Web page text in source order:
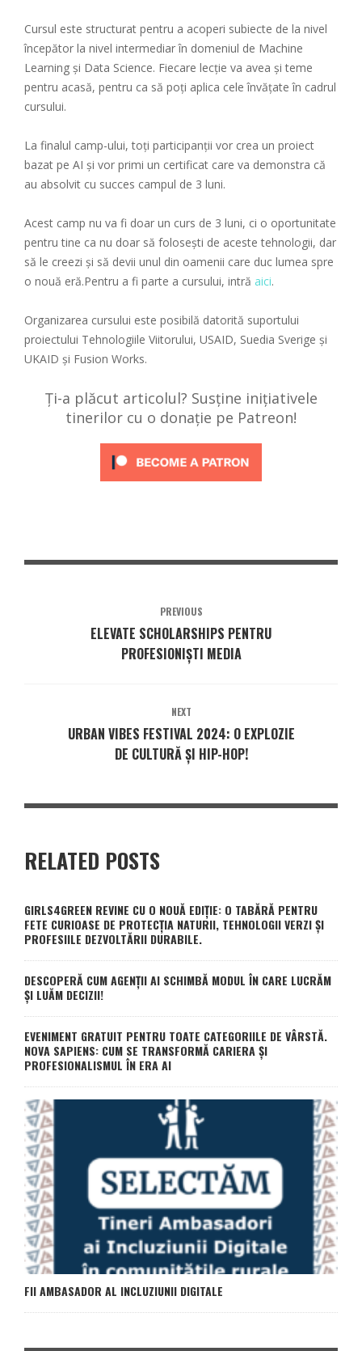
Cursul este structurat pentru a acoperi subiecte de la nivel
începător la nivel intermediar în domeniul de Machine
Learning și Data Science. Fiecare lecție va avea și teme
pentru acasă, pentru ca să poți aplica cele învățate în cadrul
cursului.
La finalul camp-ului, toți participanții vor crea un proiect
bazat pe AI și vor primi un certificat care va demonstra că
au absolvit cu succes campul de 3 luni.
Acest camp nu va fi doar un curs de 3 luni, ci o oportunitate
pentru tine ca nu doar să folosești de aceste tehnologii, dar
să le creezi și să devii unul din oamenii care duc lumea spre
o nouă eră.Pentru a fi parte a cursului, intră aici.
Organizarea cursului este posibilă datorită suportului
proiectului Tehnologiile Viitorului, USAID, Suedia Sverige și
UKAID și Fusion Works.
Ți-a plăcut articolul? Susține inițiativele
tinerilor cu o donație pe Patreon!
PREVIOUS
ELEVATE SCHOLARSHIPS PENTRU
PROFESIONIȘTI MEDIA
NEXT
URBAN VIBES FESTIVAL 2024: O EXPLOZIE
DE CULTURĂ ȘI HIP-HOP!
RELATED POSTS
GIRLS4GREEN REVINE CU O NOUĂ EDIȚIE: O TABĂRĂ PENTRU
FETE CURIOASE DE PROTECȚIA NATURII, TEHNOLOGII VERZI ȘI
PROFESIILE DEZVOLTĂRII DURABILE.
DESCOPERĂ CUM AGENȚII AI SCHIMBĂ MODUL ÎN CARE LUCRĂM
ȘI LUĂM DECIZII!
EVENIMENT GRATUIT PENTRU TOATE CATEGORIILE DE VÂRSTĂ.
NOVA SAPIENS: CUM SE TRANSFORMĂ CARIERA ȘI
PROFESIONALISMUL ÎN ERA AI
FII AMBASADOR AL INCLUZIUNII DIGITALE